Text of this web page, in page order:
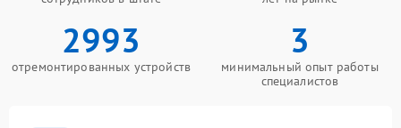
2993
отремонтированных устройств
3
минимальный опыт работы
специалистов